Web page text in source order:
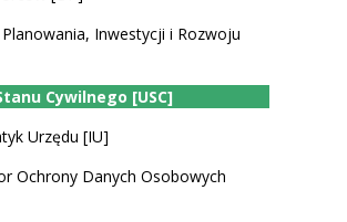
Inwestycji i Rozwoju
Cywilnego [USC]
Urzędu [IU]
Ochrony Danych Osobowych